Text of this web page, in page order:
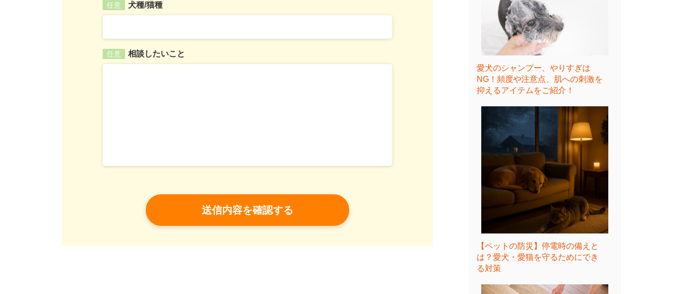
任意 犬種/猫種
任意 相談したいこと
愛犬のシャンプー、やりすぎは
NG！頻度や注意点、肌への刺激を
抑えるアイテムをご紹介！
【ペットの防災】停電時の備えと
は？愛犬・愛猫を守るためにでき
る対策